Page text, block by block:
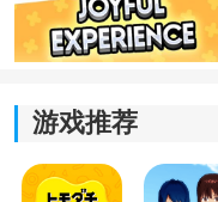
*吃掉数字方块合并成
成就感。
*与相同值的图块合并
求。
*随机生成的数字块和
游戏推荐